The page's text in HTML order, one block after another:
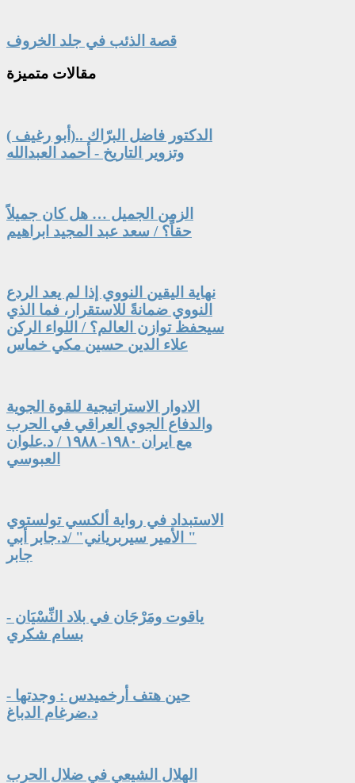
قصة الذئب في جلد الخروف
مقالات متميزة
الدكتور فاضل البرّاك ..(أبو رغيف )
وتزوير التاريخ - أحمد العبدالله
الزمن الجميل … هل كان جميلاً
حقاً؟ / سعد عبد المجيد ابراهيم
نهاية اليقين النووي إذا لم يعد الردع
النووي ضمانةً للاستقرار، فما الذي
سيحفظ توازن العالم؟ / اللواء الركن
علاء الدين حسين مكي خماس
الادوار الاستراتيجية للقوة الجوية
والدفاع الجوي العراقي في الحرب
مع ايران ١٩٨٠- ١٩٨٨ / د.علوان
العبوسي
الاستبداد في رواية ألكسي تولستوي
" الأمير سيربرياني" /د.جابر أبي
جابر
ياقوت ومَرْجَان في بلاد النِّسْيَان -
بسام شكري
حين هتف أرخميدس : وجدتها -
د.ضرغام الدباغ
الهلال الشيعي في ضلال الحرب